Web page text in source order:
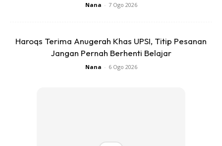
sebenarnya Nur Fazura Sharifuddin, 40, dikatakan hadir ke
Nana - 7 Ogo 2026
Haroqs Terima Anugerah Khas UPSI, Titip Pesanan
Jangan Pernah Berhenti Belajar
Nana - 6 Ogo 2026